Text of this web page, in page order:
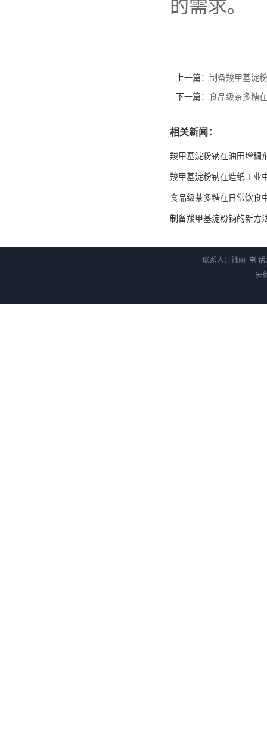
的需求。
上一篇： 制备羧甲基淀
下一篇： 食品级茶多糖
相关新闻：
羧甲基淀粉钠在油田增稠
羧甲基淀粉钠在造纸工业
食品级茶多糖在日常饮食
制备羧甲基淀粉钠的新方
联系人：韩丽 电 话
安